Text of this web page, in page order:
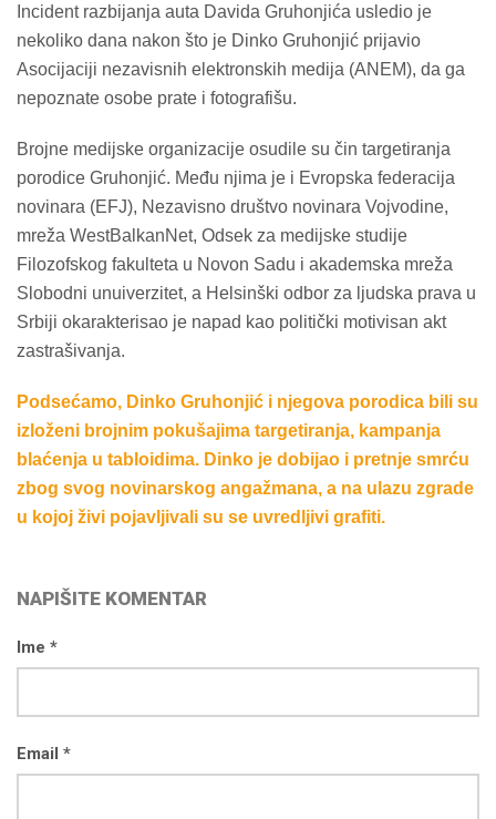
Incident razbijanja auta Davida Gruhonjića usledio je
nekoliko dana nakon što je Dinko Gruhonjić prijavio
Asocijaciji nezavisnih elektronskih medija (ANEM), da ga
nepoznate osobe prate i fotografišu.
Brojne medijske organizacije osudile su čin targetiranja
porodice Gruhonjić. Među njima je i Evropska federacija
novinara (EFJ), Nezavisno društvo novinara Vojvodine,
mreža WestBalkanNet, Odsek za medijske studije
Filozofskog fakulteta u Novon Sadu i akademska mreža
Slobodni unuiverzitet, a Helsinški odbor za ljudska prava u
Srbiji okarakterisao je napad kao politički motivisan akt
zastrašivanja.
Podsećamo, Dinko Gruhonjić i njegova porodica bili su
izloženi brojnim pokušajima targetiranja, kampanja
blaćenja u tabloidima. Dinko je dobijao i pretnje smrću
zbog svog novinarskog angažmana, a na ulazu zgrade
u kojoj živi pojavljivali su se uvredljivi grafiti.
NAPIŠITE KOMENTAR
Ime *
Email *